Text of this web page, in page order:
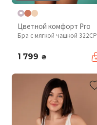
Цветной комфорт Pro
Бра с мягкой чашкой 322CP
1 799 ₴